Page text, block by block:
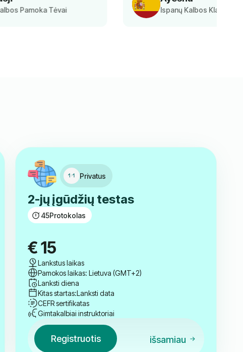
Ispanų Kalbos Klasės Mokinys
Privatus
2-jų įgūdžių testas
45Protokolas
€15
Lankstus laikas
Pamokos laikas: Lietuva (GMT+2)
Lanksti diena
Kitas startas:Lanksti data
CEFR sertifikatas
Gimtakalbiai instruktoriai
Registruotis išsamiau